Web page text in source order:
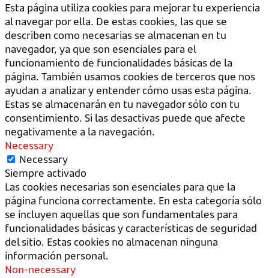
Esta página utiliza cookies para mejorar tu experiencia
al navegar por ella. De estas cookies, las que se
describen como necesarias se almacenan en tu
navegador, ya que son esenciales para el
funcionamiento de funcionalidades básicas de la
página. También usamos cookies de terceros que nos
ayudan a analizar y entender cómo usas esta página.
Estas se almacenarán en tu navegador sólo con tu
consentimiento. Si las desactivas puede que afecte
negativamente a la navegación.
Necessary
Necessary
Siempre activado
Las cookies necesarias son esenciales para que la
página funciona correctamente. En esta categoría sólo
se incluyen aquellas que son fundamentales para
funcionalidades básicas y características de seguridad
del sitio. Estas cookies no almacenan ninguna
información personal.
Non-necessary